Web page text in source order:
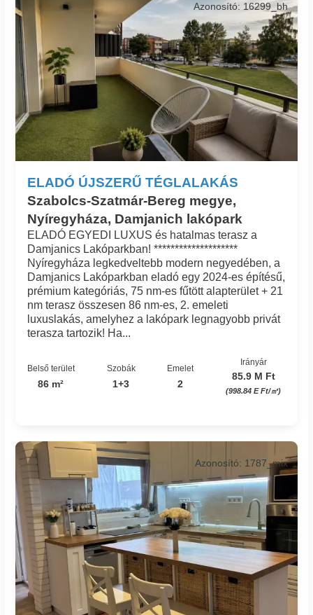
ELADÓ ÚJSZERŰ TÉGLALAKÁS
Szabolcs-Szatmár-Bereg megye,
Nyíregyháza, Damjanich lakópark
Azonosító: 16299_bh
ELADÓ EGYEDI LUXUS és hatalmas terasz a
Damjanics Lakóparkban! ********************
Nyíregyháza legkedveltebb modern negyedében, a
Damjanics Lakóparkban eladó egy 2024-es építésű,
prémium kategóriás, 75 nm-es fűtött alapterület + 21
nm terasz összesen 86 nm-es, 2. emeleti
luxuslakás, amelyhez a lakópark legnagyobb privát
terasza tartozik! Ha...
Belső terület
86 m²
Szobák
1+3
Emelet
2
Irányár
85.9 M Ft
(998.84 E Ft/㎡)
Azonosító: 1787_mix